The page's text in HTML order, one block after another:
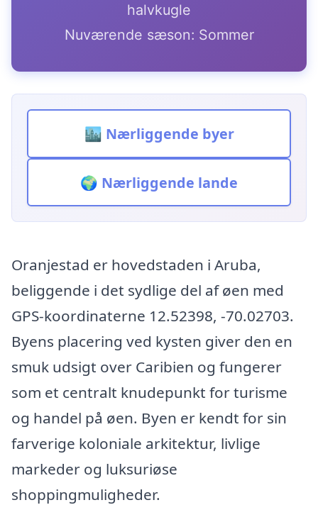
halvkugle
Nuværende sæson: Sommer
🏙️ Nærliggende byer
🌍 Nærliggende lande
Oranjestad er hovedstaden i Aruba,
beliggende i det sydlige del af øen med
GPS-koordinaterne 12.52398, -70.02703.
Byens placering ved kysten giver den en
smuk udsigt over Caribien og fungerer
som et centralt knudepunkt for turisme
og handel på øen. Byen er kendt for sin
farverige koloniale arkitektur, livlige
markeder og luksuriøse
shoppingmuligheder.